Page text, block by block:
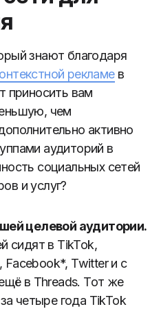
знают благодаря
рекламев
приносить вам
чем
активно
аудиторий в
социальных сетей
и услуг?
целевой аудитории.
сидят в TikTok,
Facebook*, Twitter и с
в Threads. Тот же
четыре года TikTok